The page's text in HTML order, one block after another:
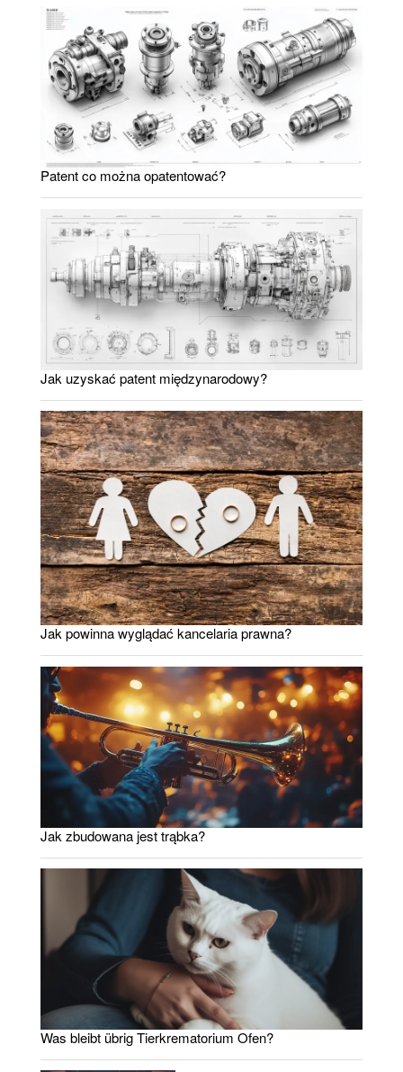
Patent co można opatentować?
Jak uzyskać patent międzynarodowy?
Jak powinna wyglądać kancelaria prawna?
Jak zbudowana jest trąbka?
Was bleibt übrig Tierkrematorium Ofen?